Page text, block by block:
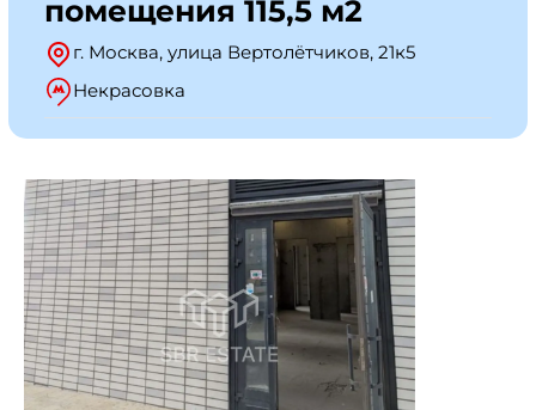
помещения 115,5 м2
г. Москва, улица Вертолётчиков, 21к5
Некрасовка